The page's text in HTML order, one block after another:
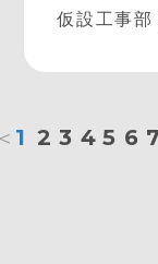
仮設工事部
1 2 3 4 5 6 7